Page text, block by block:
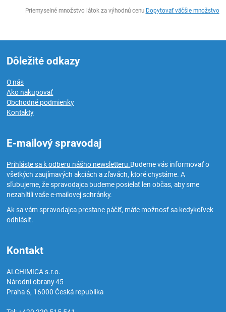
Priemyselné množstvo látok za výhodnú cenu Dopytovať väčšie množstvo
Dôležité odkazy
O nás
Ako nakupovať
Obchodné podmienky
Kontakty
E-mailový spravodaj
Prihláste sa k odberu nášho newsletteru.Budeme vás informovať o
všetkých zaujímavých akciách a zľavách, ktoré chystáme. A
sľubujeme, že spravodajca budeme posielať len občas, aby sme
nezahltili vaše e-mailovej schránky.
Ak sa vám spravodajca prestane páčiť, máte možnosť sa kedykoľvek
odhlásiť.
Kontakt
ALCHIMICA s.r.o.
Národní obrany 45
Praha 6, 16000Česká republika